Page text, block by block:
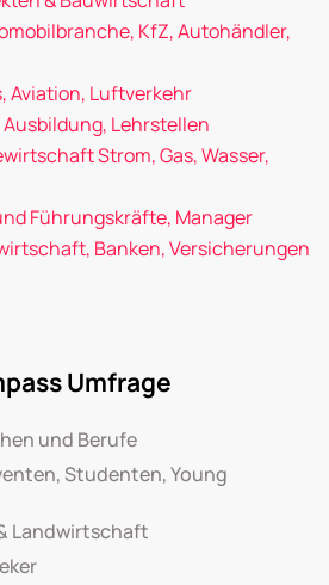
KfZ, Autohändler,
Aviation, Luftverkehr
Lehrstellen
Strom, Gas, Wasser,
Führungskräfte, Manager
Banken, Versicherungen
Umfrage
und Berufe
Studenten, Young
Landwirtschaft